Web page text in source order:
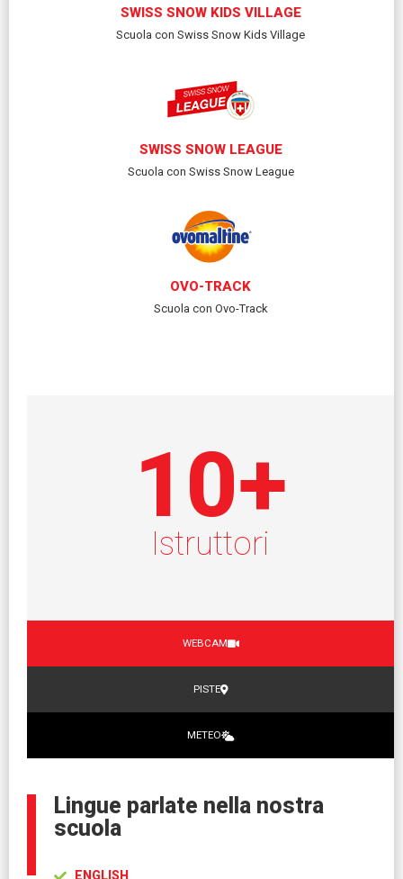
SWISS SNOW KIDS VILLAGE
Scuola con Swiss Snow Kids Village
SWISS SNOW LEAGUE
Scuola con Swiss Snow League
OVO-TRACK
Scuola con Ovo-Track
Istruttori
10+
WEBCAM
PISTE
METEO
Lingue parlate nella nostra
scuola
ENGLISH